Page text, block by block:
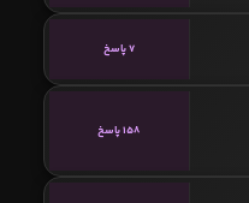
7 پاسخ
158 پاسخ